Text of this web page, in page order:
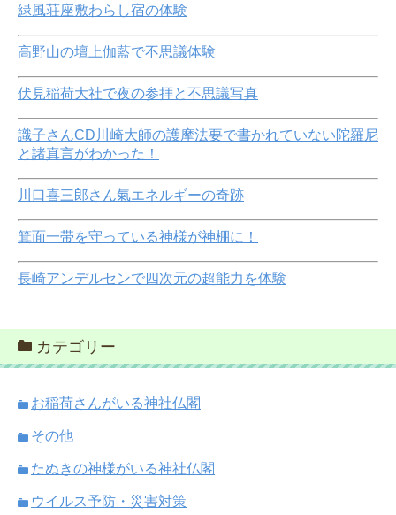
緑風荘座敷わらし宿の体験
高野山の壇上伽藍で不思議体験
伏見稲荷大社で夜の参拝と不思議写真
識子さんCD川崎大師の護摩法要で書かれていない陀羅尼
と諸真言がわかった！
川口喜三郎さん氣エネルギーの奇跡
箕面一帯を守っている神様が神棚に！
長崎アンデルセンで四次元の超能力を体験
カテゴリー
お稲荷さんがいる神社仏閣
その他
たぬきの神様がいる神社仏閣
ウイルス予防・災害対策